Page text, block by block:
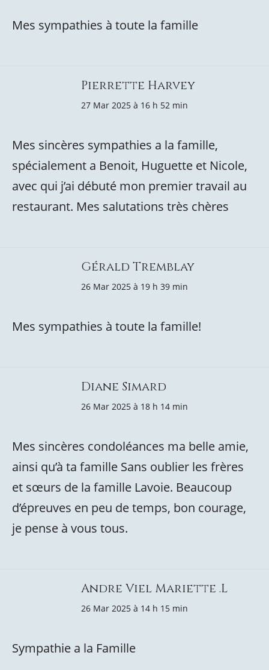
Mes sympathies à toute la famille
Pierrette Harvey
27 Mar 2025 à 16 h 52 min
Mes sincères sympathies a la famille,
spécialement a Benoit, Huguette et Nicole,
avec qui j’ai débuté mon premier travail au
restaurant. Mes salutations très chères
Gérald Tremblay
26 Mar 2025 à 19 h 39 min
Mes sympathies à toute la famille!
Diane Simard
26 Mar 2025 à 18 h 14 min
Mes sincères condoléances ma belle amie,
ainsi qu’à ta famille Sans oublier les frères
et sœurs de la famille Lavoie. Beaucoup
d’épreuves en peu de temps, bon courage,
je pense à vous tous.
Andre Viel Mariette .L
26 Mar 2025 à 14 h 15 min
Sympathie a la Famille